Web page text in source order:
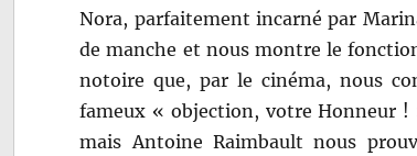
Nora, parfaitement incarné par
de manche et nous montre le
notoire que, par le cinéma, nous
fameux « objection, votre Honneur !
mais Antoine Raimbault nous